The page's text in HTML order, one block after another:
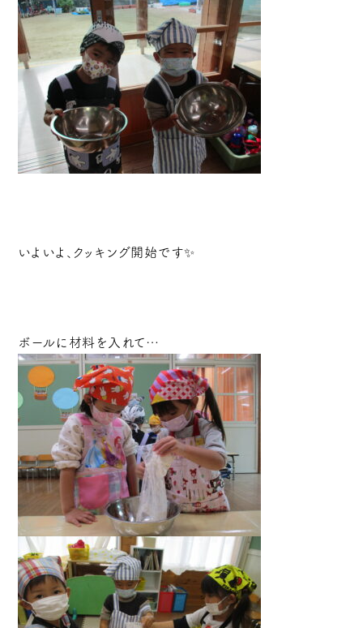
いよいよ、クッキング開始です✨
ボールに材料を入れて…